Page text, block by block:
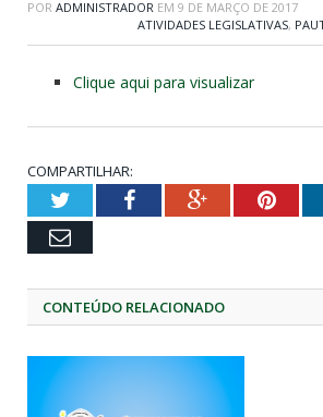
POR ADMINISTRADOR EM 9 DE MARÇO DE 2017
ATIVIDADES LEGISLATIVAS,
Clique aqui para visualizar
COMPARTILHAR:
TwitterFacebookGoogle+
Email
CONTEÚDO RELACIONADO